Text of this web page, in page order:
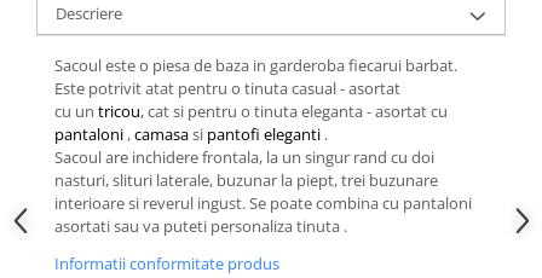
Descriere
Sacoul este o piesa de baza in garderoba fiecarui barbat.
Este potrivit atat pentru o tinuta casual - asortat
cu un tricou, cat si pentru o tinuta eleganta - asortat cu
pantaloni ,camasasi pantofi eleganti .
Sacoul are inchidere frontala, la un singur rand cu doi
nasturi, slituri laterale, buzunar la piept, trei buzunare
interioare si reverul ingust. Se poate combina cu pantaloni
asortati sau va puteti personaliza tinuta .
Informatii conformitate produs